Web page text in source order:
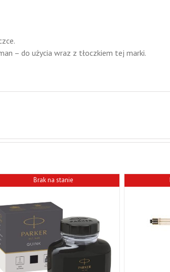
– do użycia wraz z tłoczkiem tej marki.
Brak na stanie